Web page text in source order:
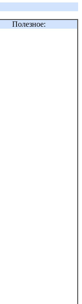
Полезное: